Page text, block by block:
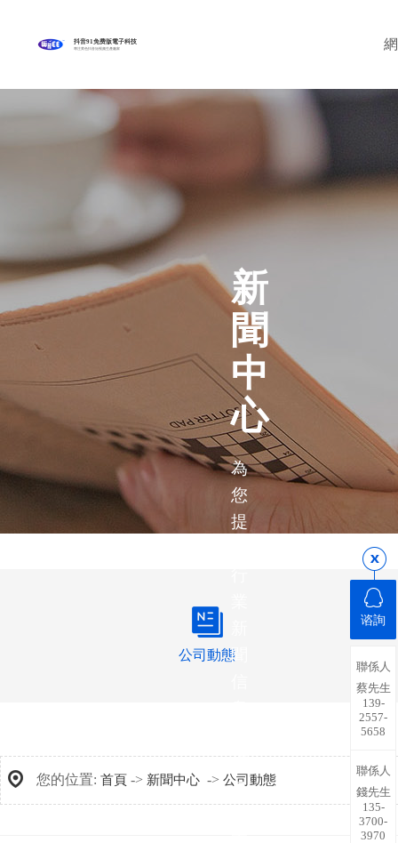
抖音91免费版電子科技
專注黄色抖音短视频生產廠家
新
聞
中
心
為
您
提
聞
您
了
公司動態
您的位置: 首頁 -> 新聞中心 -> 公司動態
谘詢
聯係人
蔡先生
139-
2557-
5658
聯係人
錢先生
135-
3700-
3970